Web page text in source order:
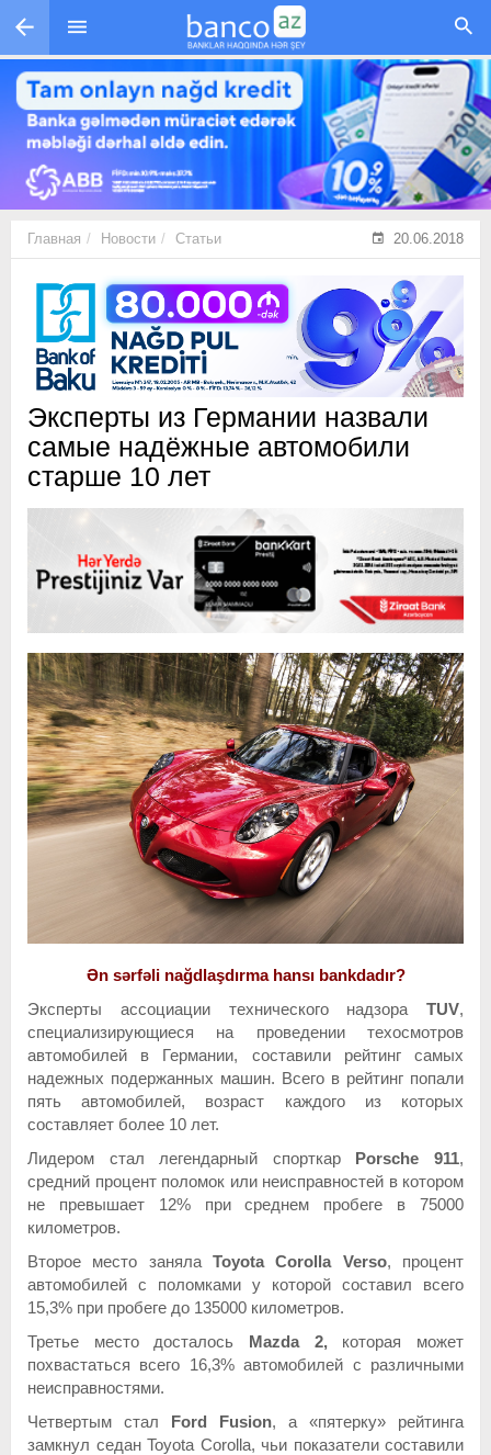
Перейти к основному содержанию
Главная Новости Статьи 20.06.2018
Эксперты из Германии назвали
самые надёжные автомобили
старше 10 лет
Ən sərfəli nağdlaşdırma hansı bankdadır?
Эксперты ассоциации технического надзора TUV,
специализирующиеся на проведении техосмотров
автомобилей в Германии, составили рейтинг самых
надежных подержанных машин. Всего в рейтинг попали
пять автомобилей, возраст каждого из которых
составляет более 10 лет.
Лидером стал легендарный спорткар Porsche 911,
средний процент поломок или неисправностей в котором
не превышает 12% при среднем пробеге в 75000
километров.
Второе место заняла Toyota Corolla Verso, процент
автомобилей с поломками у которой составил всего
15,3% при пробеге до 135000 километров.
Третье место досталось Mazda 2,которая может
похвастаться всего 16,3% автомобилей с различными
неисправностями.
Четвертым стал Ford Fusion, а «пятерку» рейтинга
замкнул седан Toyota Corolla, чьи показатели составили